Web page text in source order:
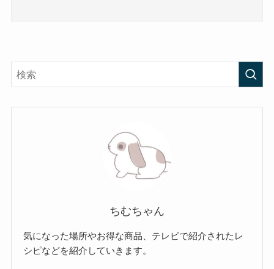
ちむちゃん
気になった場所やお得な商品、テレビで紹介されたレ
シピなどを紹介していきます。